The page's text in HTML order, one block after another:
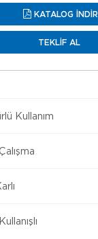
KATALOG İNDİR
TEKLİF AL
Kullanım